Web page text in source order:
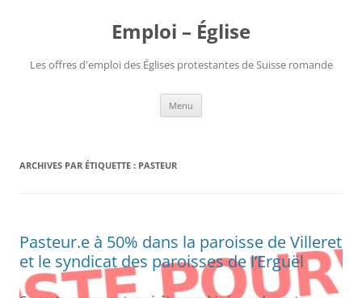
Emploi – Église
Les offres d'emploi des Églises protestantes de Suisse romande
Menu
ARCHIVES PAR ÉTIQUETTE : PASTEUR
Pasteur.e à 50% dans la paroisse de Villeret
et le syndicat des paroisses de l’Erguël